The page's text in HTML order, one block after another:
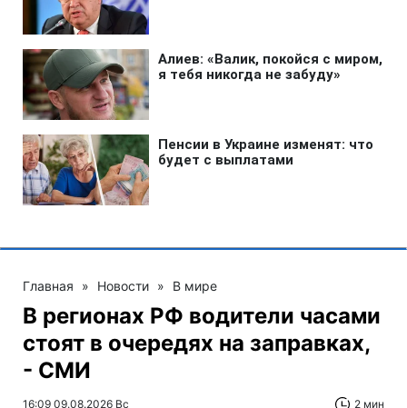
Главная » Новости » В мире
В регионах РФ водители часами
стоят в очередях на заправках,
- СМИ
16:09 09.08.2026 Вс 2 мин